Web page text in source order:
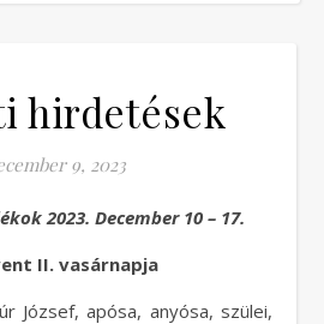
hirdetések
9, 2023
2023. December 10 – 17.
II. vasárnapja
József, apósa, anyósa, szülei,